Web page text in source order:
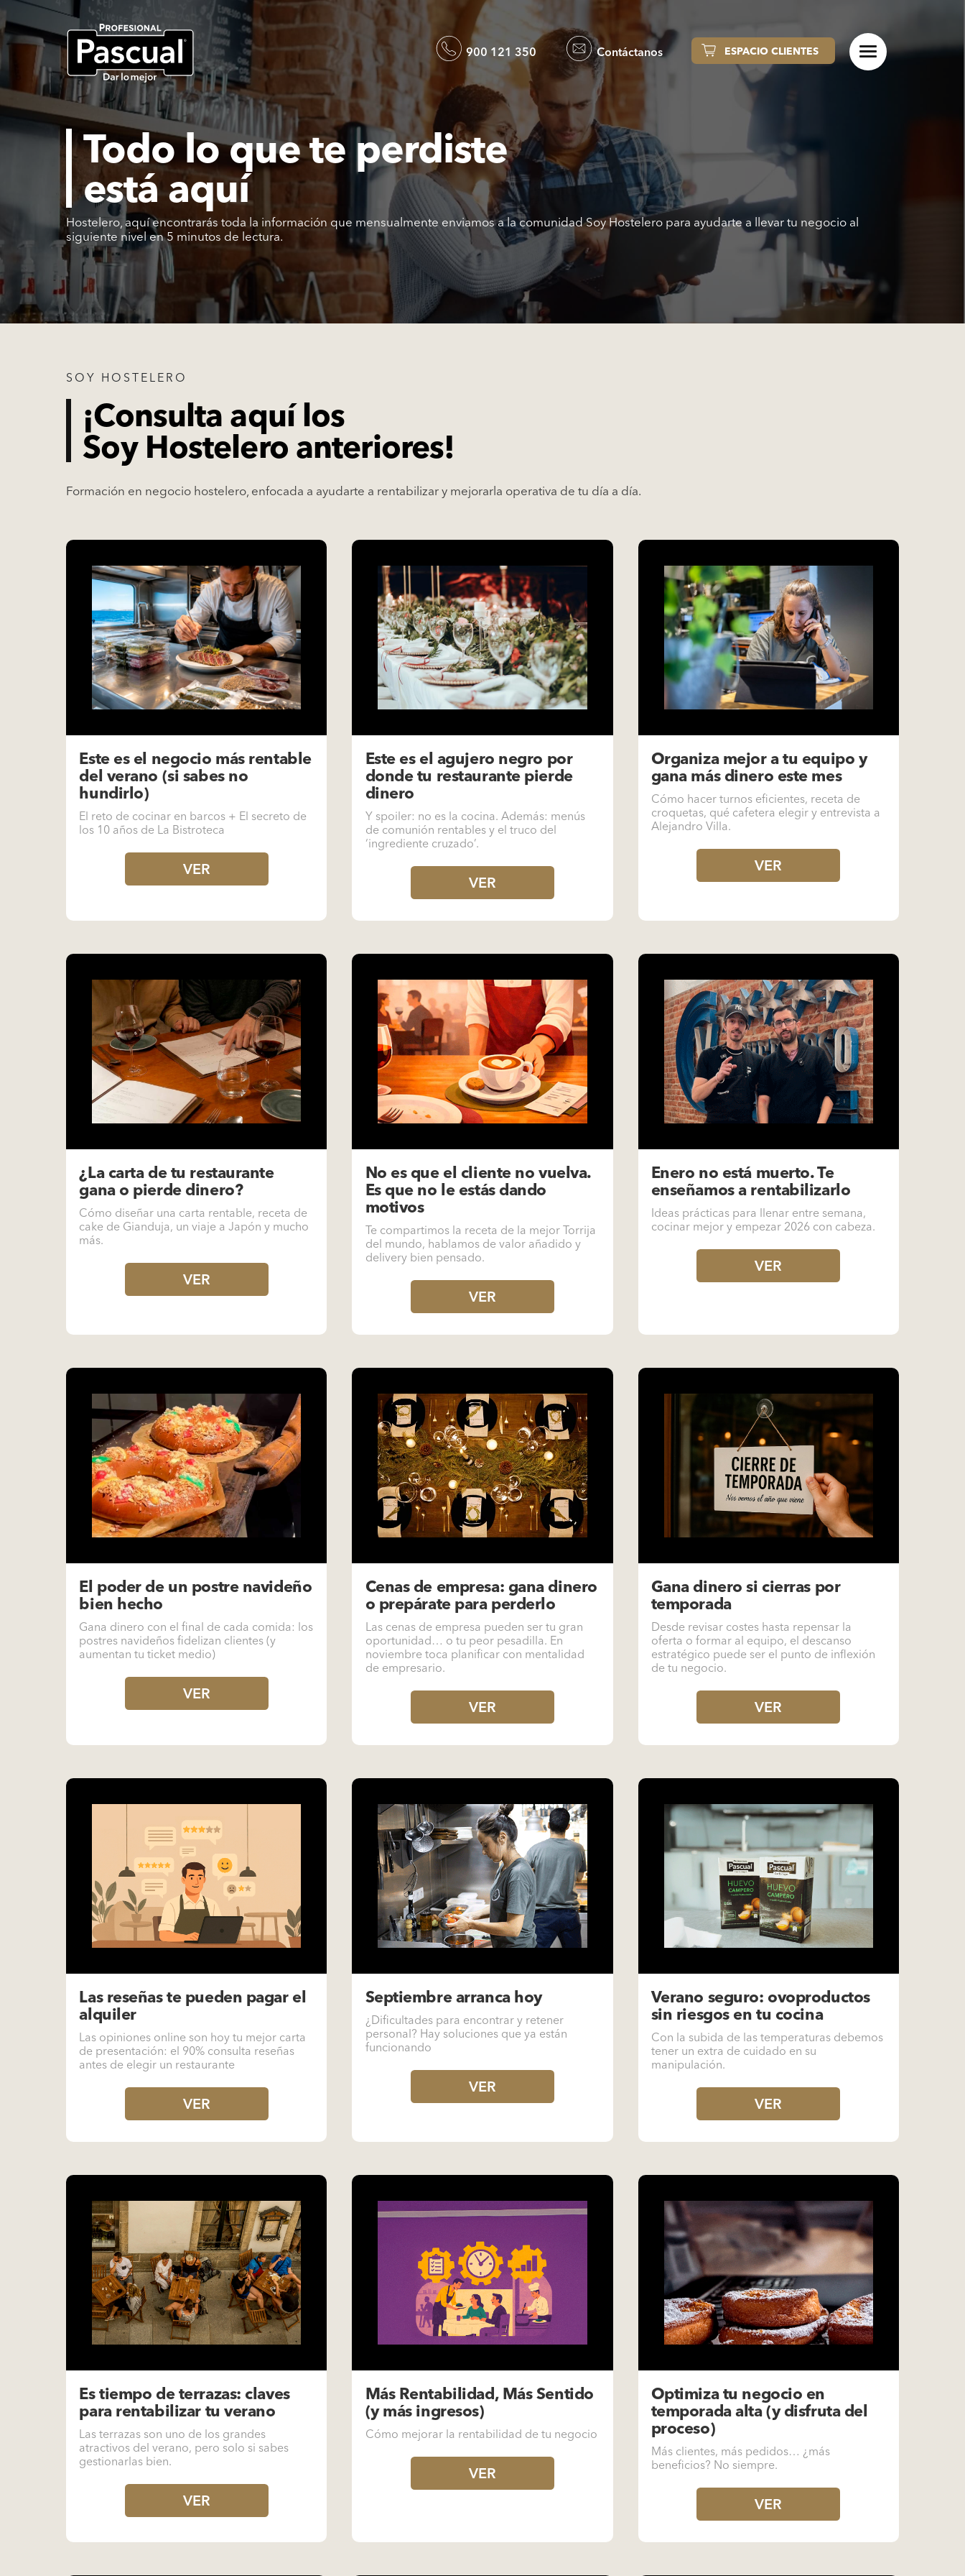
900 121 350 Contáctanos ESPACIO CLIENTES
Todo lo que te perdiste
está aquí
Hostelero, aquí encontrarás toda la información que mensualmente enviamos a la comunidad Soy Hostelero para ayudarte a llevar tu negocio al
siguiente nivel en 5 minutos de lectura.
SOY HOSTELERO
¡Consulta aquí los
Soy Hostelero anteriores!
Formación en negocio hostelero, enfocada a ayudarte a rentabilizar y mejorarla operativa de tu día a día.
Este es el negocio más rentable
del verano (si sabes no
hundirlo)
El reto de cocinar en barcos + El secreto de
los 10 años de La Bistroteca
VER
Este es el agujero negro por
donde tu restaurante pierde
dinero
Y spoiler: no es la cocina. Además: menús
de comunión rentables y el truco del
‘ingrediente cruzado’.
VER
Organiza mejor a tu equipo y
gana más dinero este mes
Cómo hacer turnos eficientes, receta de
croquetas, qué cafetera elegir y entrevista a
Alejandro Villa.
VER
¿La carta de tu restaurante
gana o pierde dinero?
Cómo diseñar una carta rentable, receta de
cake de Gianduja, un viaje a Japón y mucho
más.
VER
No es que el cliente no vuelva.
Es que no le estás dando
motivos
Te compartimos la receta de la mejor Torrija
del mundo, hablamos de valor añadido y
delivery bien pensado.
VER
Enero no está muerto. Te
enseñamos a rentabilizarlo
Ideas prácticas para llenar entre semana,
cocinar mejor y empezar 2026 con cabeza.
VER
El poder de un postre navideño
bien hecho
Gana dinero con el final de cada comida: los
postres navideños fidelizan clientes (y
aumentan tu ticket medio)
VER
Cenas de empresa: gana dinero
o prepárate para perderlo
Las cenas de empresa pueden ser tu gran
oportunidad… o tu peor pesadilla. En
noviembre toca planificar con mentalidad
de empresario.
VER
Gana dinero si cierras por
temporada
Desde revisar costes hasta repensar la
oferta o formar al equipo, el descanso
estratégico puede ser el punto de inflexión
de tu negocio.
VER
Las reseñas te pueden pagar el
alquiler
Las opiniones online son hoy tu mejor carta
de presentación: el 90% consulta reseñas
antes de elegir un restaurante
VER
Septiembre arranca hoy
¿Dificultades para encontrar y retener
personal? Hay soluciones que ya están
funcionando
VER
Verano seguro: ovoproductos
sin riesgos en tu cocina
Con la subida de las temperaturas debemos
tener un extra de cuidado en su
manipulación.
VER
Es tiempo de terrazas: claves
para rentabilizar tu verano
Las terrazas son uno de los grandes
atractivos del verano, pero solo si sabes
gestionarlas bien.
VER
Más Rentabilidad, Más Sentido
(y más ingresos)
Cómo mejorar la rentabilidad de tu negocio
VER
Optimiza tu negocio en
temporada alta (y disfruta del
proceso)
Más clientes, más pedidos… ¿más
beneficios? No siempre.
VER